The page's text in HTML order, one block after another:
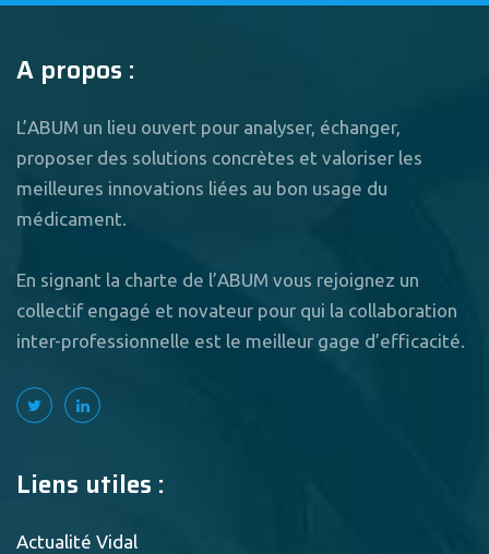
A propos :
L’ABUM un lieu ouvert pour analyser, échanger,
proposer des solutions concrètes et valoriser les
meilleures innovations liées au bon usage du
médicament.
En signant la charte de l’ABUM vous rejoignez un
collectif engagé et novateur pour qui la collaboration
inter-professionnelle est le meilleur gage d’efficacité.
Liens utiles :
Actualité Vidal